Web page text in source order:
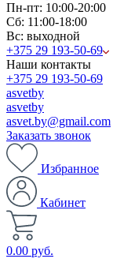
Пн-пт: 10:00-20:00
Сб: 11:00-18:00
Вс: выходной
+375 29 193-50-69
Наши контакты
+375 29 193-50-69
asvetby
asvetby
asvet.by@gmail.com
Заказать звонок
Избранное
Кабинет
0.00 руб.